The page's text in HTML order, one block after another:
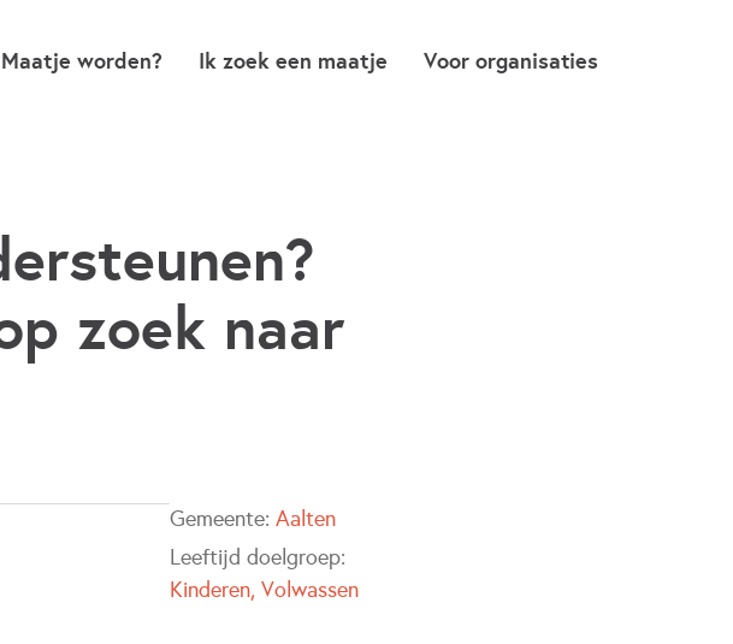
Maatje worden? Ik zoek een maatje Voor organisaties
zoek naar
Gemeente: Aalten
Leeftijd doelgroep:
Kinderen Volwassen